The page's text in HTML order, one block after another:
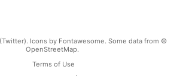
Icons by Fontawesome. Some data from ©
OpenStreetMap.
Terms of Use